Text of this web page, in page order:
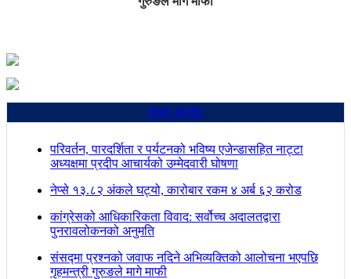
ताजा अपडेट
परिवर्तन, पारदर्शिता र पर्यटनको भविष्य एजेन्डासहित नाट्टा
अध्यक्षमा प्रदीप आचार्यको उम्मेदवारी घोषणा
नेप्से १३.८२ अंकले घट्यो, कारोबार रकम ४ अर्ब ६२ करोड
कांग्रेसको आधिकारिकता विवाद: सर्वोच्च अदालतद्वारा
पुनरावलोकनको अनुमति
संसद्मा प्रश्नको जवाफ नदिने अभिव्यक्तिको आलोचना भएपछि
गृहमन्त्री गुरुङले मागे माफी